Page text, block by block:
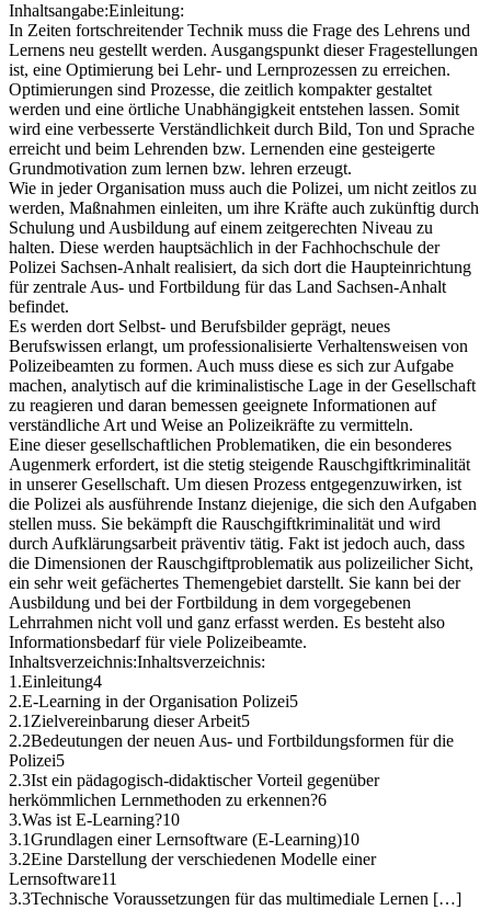
Inhaltsangabe:Einleitung:
In Zeiten fortschreitender Technik muss die Frage des Lehrens und
Lernens neu gestellt werden. Ausgangspunkt dieser Fragestellungen
ist, eine Optimierung bei Lehr- und Lernprozessen zu erreichen.
Optimierungen sind Prozesse, die zeitlich kompakter gestaltet
werden und eine örtliche Unabhängigkeit entstehen lassen. Somit
wird eine verbesserte Verständlichkeit durch Bild, Ton und Sprache
erreicht und beim Lehrenden bzw. Lernenden eine gesteigerte
Grundmotivation zum lernen bzw. lehren erzeugt.
Wie in jeder Organisation muss auch die Polizei, um nicht zeitlos zu
werden, Maßnahmen einleiten, um ihre Kräfte auch zukünftig durch
Schulung und Ausbildung auf einem zeitgerechten Niveau zu
halten. Diese werden hauptsächlich in der Fachhochschule der
Polizei Sachsen-Anhalt realisiert, da sich dort die Haupteinrichtung
für zentrale Aus- und Fortbildung für das Land Sachsen-Anhalt
befindet.
Es werden dort Selbst- und Berufsbilder geprägt, neues
Berufswissen erlangt, um professionalisierte Verhaltensweisen von
Polizeibeamten zu formen. Auch muss diese es sich zur Aufgabe
machen, analytisch auf die kriminalistische Lage in der Gesellschaft
zu reagieren und daran bemessen geeignete Informationen auf
verständliche Art und Weise an Polizeikräfte zu vermitteln.
Eine dieser gesellschaftlichen Problematiken, die ein besonderes
Augenmerk erfordert, ist die stetig steigende Rauschgiftkriminalität
in unserer Gesellschaft. Um diesen Prozess entgegenzuwirken, ist
die Polizei als ausführende Instanz diejenige, die sich den Aufgaben
stellen muss. Sie bekämpft die Rauschgiftkriminalität und wird
durch Aufklärungsarbeit präventiv tätig. Fakt ist jedoch auch, dass
die Dimensionen der Rauschgiftproblematik aus polizeilicher Sicht,
ein sehr weit gefächertes Themengebiet darstellt. Sie kann bei der
Ausbildung und bei der Fortbildung in dem vorgegebenen
Lehrrahmen nicht voll und ganz erfasst werden. Es besteht also
Informationsbedarf für viele Polizeibeamte.
Inhaltsverzeichnis:Inhaltsverzeichnis:
1.Einleitung4
2.E-Learning in der Organisation Polizei5
2.1Zielvereinbarung dieser Arbeit5
2.2Bedeutungen der neuen Aus- und Fortbildungsformen für die
Polizei5
2.3Ist ein pädagogisch-didaktischer Vorteil gegenüber
herkömmlichen Lernmethoden zu erkennen?6
3.Was ist E-Learning?10
3.1Grundlagen einer Lernsoftware (E-Learning)10
3.2Eine Darstellung der verschiedenen Modelle einer
Lernsoftware11
3.3Technische Voraussetzungen für das multimediale Lernen […]